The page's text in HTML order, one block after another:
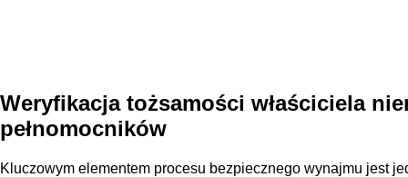
Weryfikacja tożsamości właściciela
pełnomocników
Kluczowym elementem procesu bezpiecznego wynajmu jest